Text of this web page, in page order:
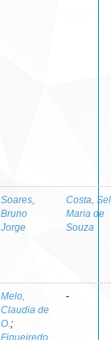
Soares,
Bruno
Jorge
Costa,
Maria de
Souza
Melo,
Claudia de
O. ;
Figueiredo,
-